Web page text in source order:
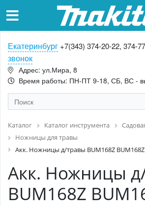
Екатеринбург +7(343) 374-20-22, 374-
звонок
Адрес: ул.Мира, 8
Время работы: ПН-ПТ 9-18, СБ, ВС -
Каталог Каталог инструмента
Ножницы для травы
Акк. Ножницы д/травы BUM168Z BUM168Z
Акк. Ножницы
BUM168Z